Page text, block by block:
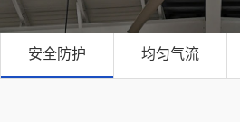
安全防护 均匀气流